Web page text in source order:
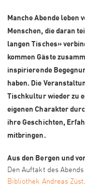
Manche Abende leben
Menschen, die daran
langen Tisches»
kommen Gäste
inspirierende
haben. Die
Tischkultur wieder zu
eigenen Charakter
ihre Geschichten,
mitbringen.
Aus den Bergen und
Den Auftakt des
Bibliothek Andreas Züst